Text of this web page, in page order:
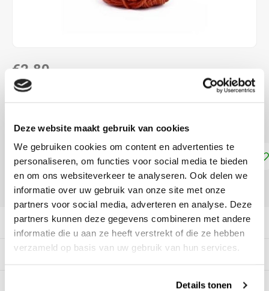
Deze website maakt gebruik van cookies
We gebruiken cookies om content en advertenties te
personaliseren, om functies voor social media te bieden
en om ons websiteverkeer te analyseren. Ook delen we
informatie over uw gebruik van onze site met onze
partners voor social media, adverteren en analyse. Deze
partners kunnen deze gegevens combineren met andere
informatie die u aan ze heeft verstrekt of die ze hebben
verzameld op basis van uw gebruik van hun services.
Details tonen
€2,80
DIRECT LEVERBAAR
100 % katoen naalddikte: 2,5 - 3,0 mm Lees meer
Toevoegen aan winkelwagen
DELEN:
Productomschrijving
Gerelateerde producten